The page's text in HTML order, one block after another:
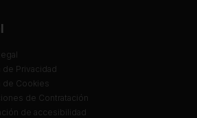
de Privacidad
de Cookies
de Contratación
de accesibilidad